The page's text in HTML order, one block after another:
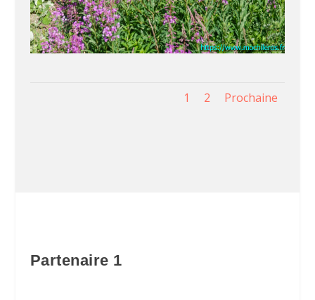
1 2 Prochaine
Partenaire 1